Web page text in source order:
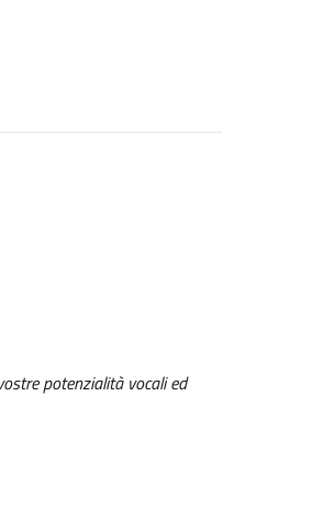
potenzialità vocali ed